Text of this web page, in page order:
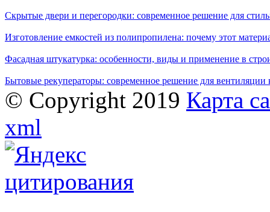
Скрытые двери и перегородки: современное решение для
Изготовление емкостей из полипропилена: почему этот
Фасадная штукатурка: особенности, виды и применение в
Бытовые рекуператоры: современное решение для вентиляции
© Copyright 2019 Карта
xml